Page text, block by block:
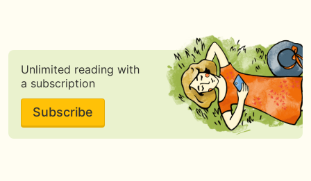
Unlimited reading with
a subscription
Subscribe